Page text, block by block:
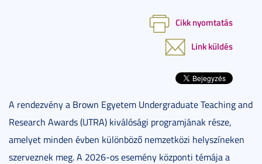
Cikk nyomtatás
Link küldés
A rendezvény a Brown Egyetem Undergraduate Teaching and
Research Awards (UTRA) kiválósági programjának része,
amelyet minden évben különböző nemzetközi helyszíneken
szerveznek meg. A 2026-os esemény központi témája a